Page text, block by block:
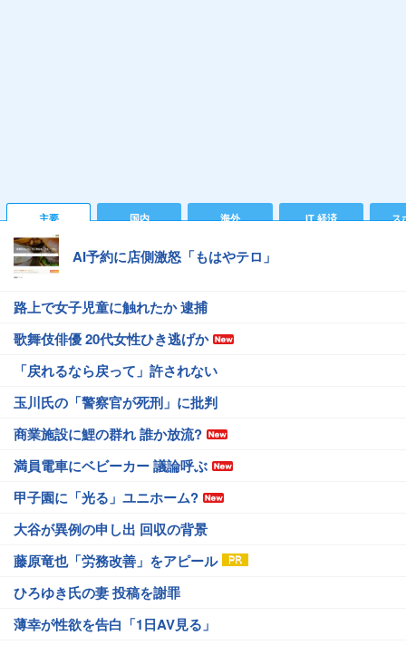
主要 国内 海外 IT 経済 ス
AI予約に店側激怒「もはやテロ」
路上で女子児童に触れたか 逮捕
歌舞伎俳優 20代女性ひき逃げか
「戻れるなら戻って」許されない
玉川氏の「警察官が死刑」に批判
商業施設に鯉の群れ 誰か放流?
満員電車にベビーカー 議論呼ぶ
甲子園に「光る」ユニホーム?
大谷が異例の申し出 回収の背景
藤原竜也「労務改善」をアピール
ひろゆき氏の妻 投稿を謝罪
薄幸が性欲を告白「1日AV見る」